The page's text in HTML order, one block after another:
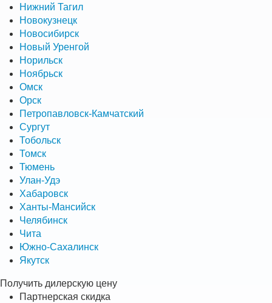
Нижний Тагил
Новокузнецк
Новосибирск
Новый Уренгой
Норильск
Ноябрьск
Омск
Орск
Петропавловск-Камчатский
Сургут
Тобольск
Томск
Тюмень
Улан-Удэ
Хабаровск
Ханты-Мансийск
Челябинск
Чита
Южно-Сахалинск
Якутск
Получить дилерскую цену
Партнерская скидка